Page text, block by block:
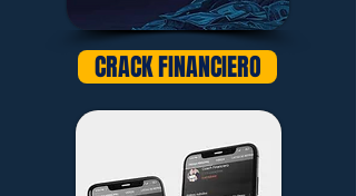
CRACK FINANCIERO